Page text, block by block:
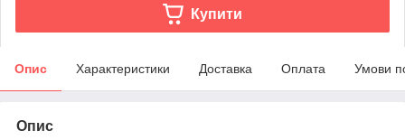
Купити
Опис Характеристики Доставка Оплата Умови
Опис